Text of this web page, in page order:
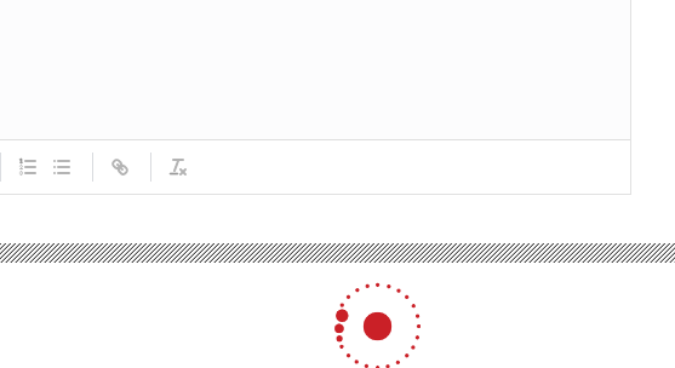
SES Düzce, Sağlıkla İlgili Yasa Teklifinin Geri Çekilmesini İstiyor
İlgili Yasa Teklifinin Geri